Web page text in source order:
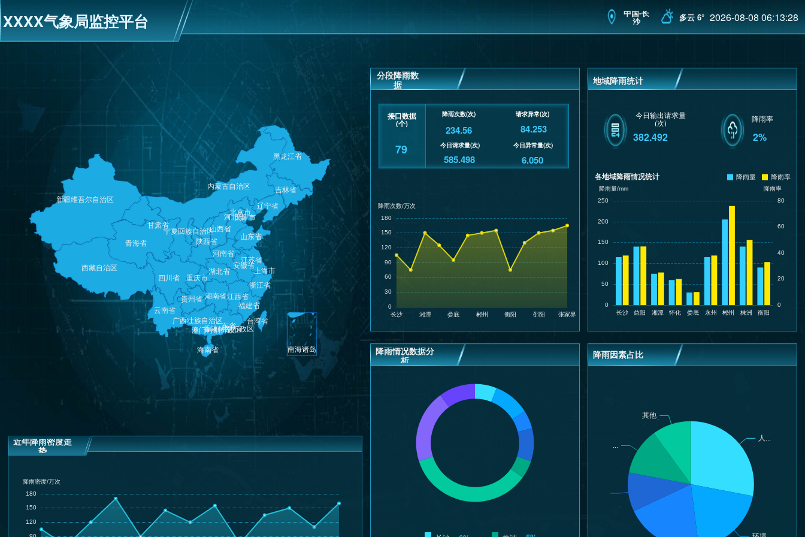
近年降雨密度走
势
降雨情况数据分
析
降雨因素占比
分段降雨数
据
接口数据
(个)
今日请求量(次)
234.56
585.498
84.253
6.050
79
地域降雨统计
今日输出请求量
(次) 降雨率
382.492 2%
XXXX气象局监控平台 中国-长
沙 多云 6° 2026-08-08 06:13:28